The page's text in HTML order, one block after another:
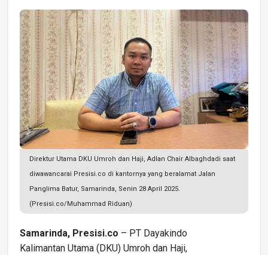
Direktur Utama DKU Umroh dan Haji, Adlan Chair Albaghdadi saat
diwawancarai Presisi.co di kantornya yang beralamat Jalan
Panglima Batur, Samarinda, Senin 28 April 2025.
(Presisi.co/Muhammad Riduan)
Samarinda, Presisi.co – PT Dayakindo
Kalimantan Utama (DKU) Umroh dan Haji,